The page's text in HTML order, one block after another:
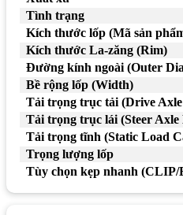
Tình trạng
Kích thước lốp (Mã sản
Kích thước La-zăng (Rim)
Đường kính ngoài (Outer
Bề rộng lốp (Width)
Tải trọng trục tải (Drive
Tải trọng trục lái (Steer Axle
Tải trọng tĩnh (Static Load
Trọng lượng lốp
Tùy chọn kẹp nhanh (CLIP/